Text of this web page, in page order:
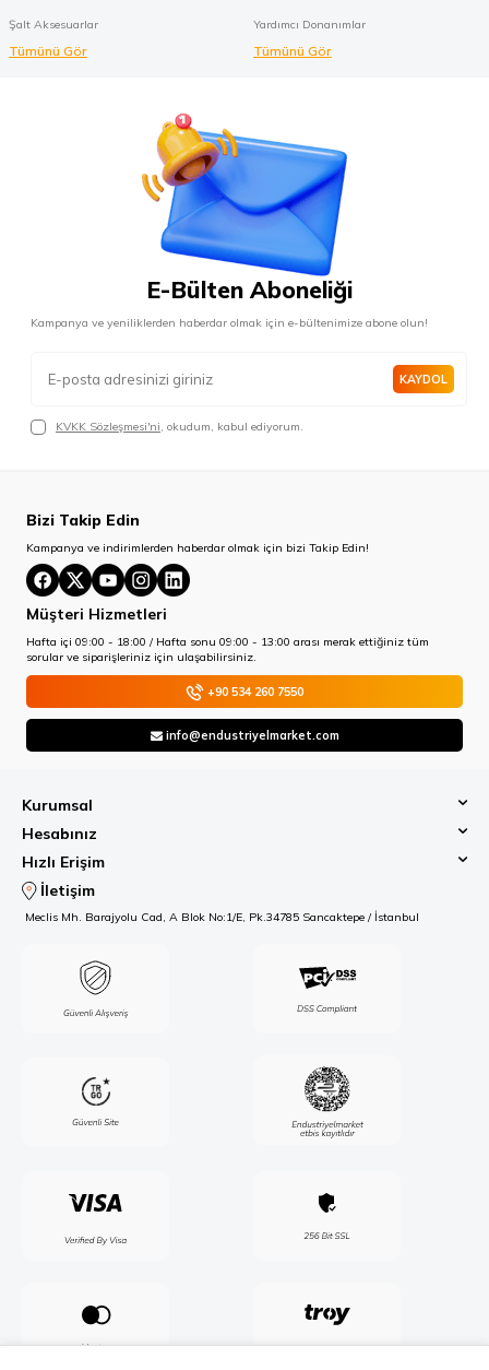
Şalt Aksesuarlar
Tümünü Gör
Yardımcı Donanımlar
Tümünü Gör
E-Bülten Aboneliği
Kampanya ve yeniliklerden haberdar olmak için e-bültenimize abone olun!
KAYDOL
KVKK Sözleşmesi'ni, okudum, kabul ediyorum.
Bizi Takip Edin
Kampanya ve indirimlerden haberdar olmak için bizi Takip Edin!
Müşteri Hizmetleri
Hafta içi 09:00 - 18:00 / Hafta sonu 09:00 - 13:00 arası merak ettiğiniz tüm
sorular ve siparişleriniz için ulaşabilirsiniz.
+90 534 260 7550
info@endustriyelmarket.com
Kurumsal
Hesabınız
Hızlı Erişim
İletişim
Meclis Mh. Barajyolu Cad, A Blok No:1/E, Pk.34785 Sancaktepe / İstanbul